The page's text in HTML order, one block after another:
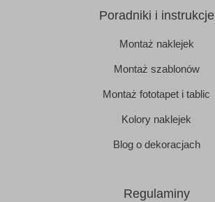
Poradniki i instrukcje
Montaż naklejek
Montaż szablonów
Montaż fototapet i tablic
Kolory naklejek
Blog o dekoracjach
Regulaminy